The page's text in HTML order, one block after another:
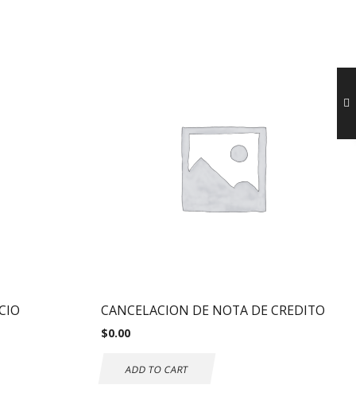
CANCELACION DE NOTA DE CREDITO
$0.00
ADD TO CART